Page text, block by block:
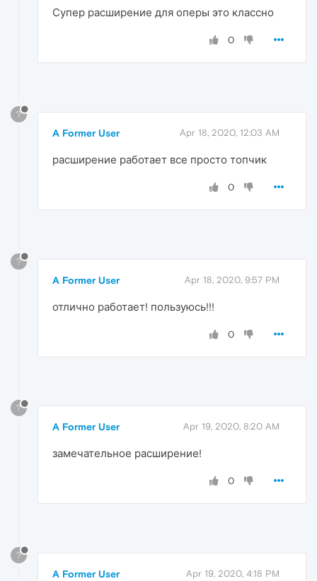
Супер расширение для оперы это классно
0
?
A Former User Apr 18, 2020, 12:03 AM
расширение работает все просто топчик
0
?
A Former User Apr 18, 2020, 9:57 PM
отлично работает! пользуюсь!!!
0
?
A Former User Apr 19, 2020, 8:20 AM
замечательное расширение!
0
?
A Former User Apr 19, 2020, 4:18 PM